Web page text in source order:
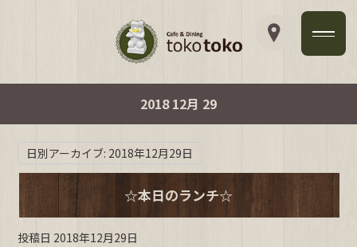
2018 12月 29
日別アーカイブ: 2018年12月29日
☆本日のランチ☆
投稿日 2018年12月29日